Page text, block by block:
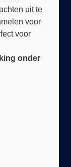
voor
voor
onder